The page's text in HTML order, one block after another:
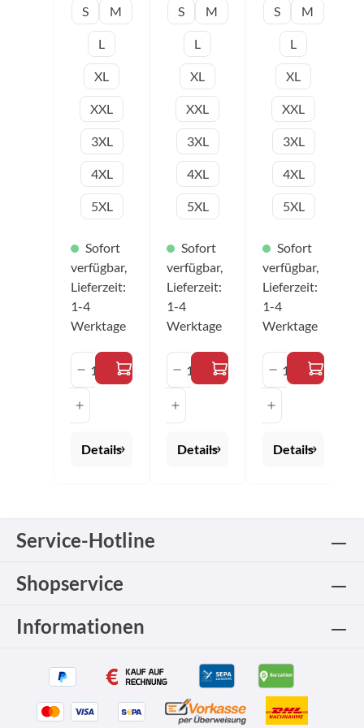
Bewegungs
abläufe
abgestimmt.
Farbe:
schwarz/bla
u/grau
Material:
100%
Polyester
Größen:
3XS – 5XL
S M
L
XL
XXL
3XL
4XL
5XL
Sofort
verfügbar,
Lieferzeit:
1-4
Werktage
Produkt Anzahl: Gib den
Details
Bewegungs
abläufe
abgestimmt.
Farbe:
rot/schwarz
Material:
100%
Polyester
Größen:
3XS – 5XL
S M
L
XL
XXL
3XL
4XL
5XL
Sofort
verfügbar,
Lieferzeit:
1-4
Werktage
Produkt Anzahl: Gib
Details
Bewegungs
abläufe
abgestimmt.
Farbe:
mintgrün/sc
hwarz
Material:
100%
Polyester
Größen:
3XS – 5XL
S M
L
XL
XXL
3XL
4XL
5XL
Sofort
verfügbar,
Lieferzeit:
1-4
Werktage
Produkt
Details
Service-Hotline
Shopservice
Informationen